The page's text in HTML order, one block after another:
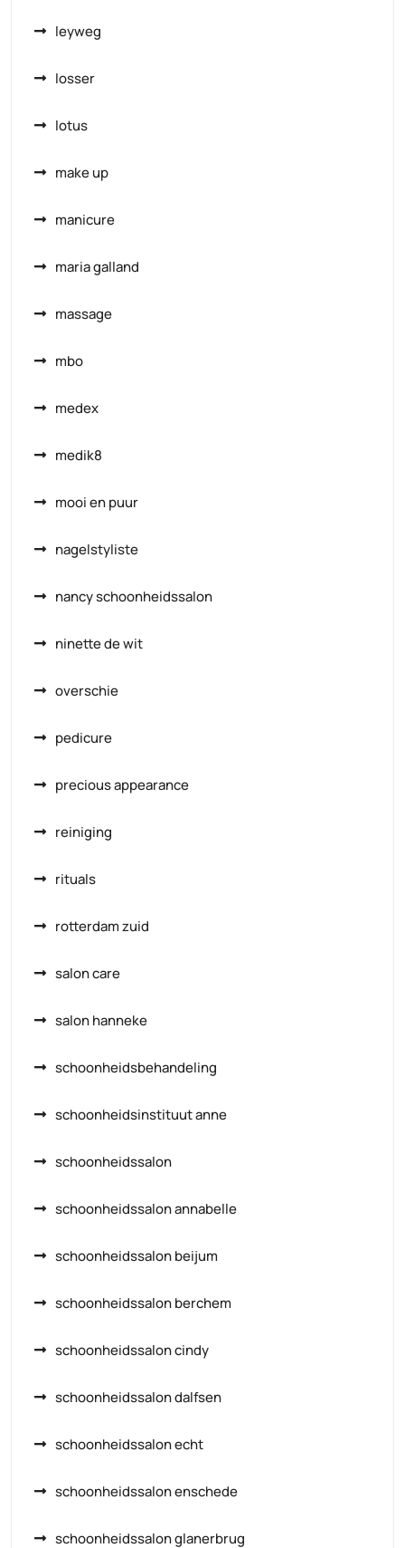
leyweg
losser
lotus
make up
manicure
maria galland
massage
mbo
medex
medik8
mooi en puur
nagelstyliste
nancy schoonheidssalon
ninette de wit
overschie
pedicure
precious appearance
reiniging
rituals
rotterdam zuid
salon care
salon hanneke
schoonheidsbehandeling
schoonheidsinstituut anne
schoonheidssalon
schoonheidssalon annabelle
schoonheidssalon beijum
schoonheidssalon berchem
schoonheidssalon cindy
schoonheidssalon dalfsen
schoonheidssalon echt
schoonheidssalon enschede
schoonheidssalon glanerbrug